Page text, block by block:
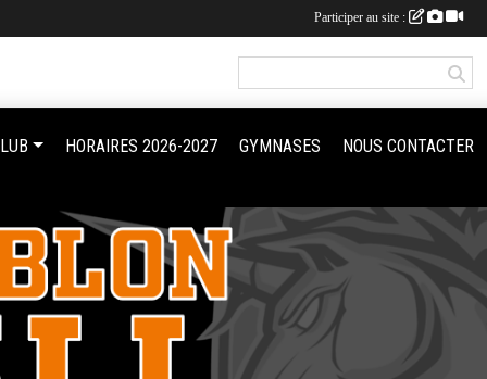
HORAIRES 2026-2027 GYMNASES NOUS CONTACTER
Participer au site :